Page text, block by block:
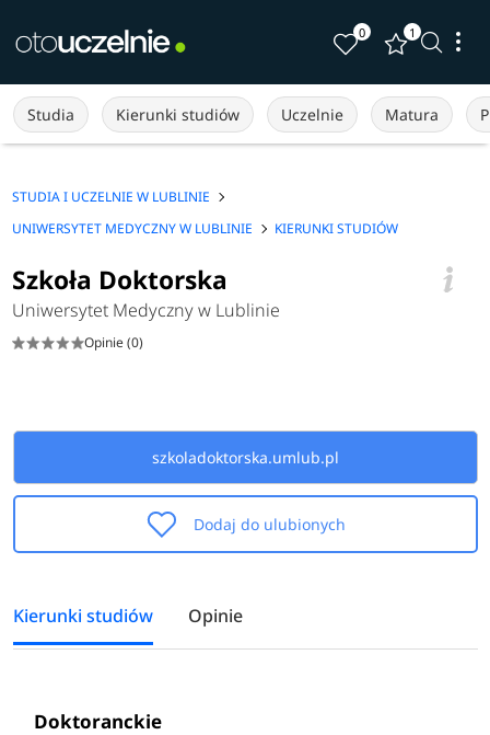
0 1
Studia Kierunki studiów Uczelnie Matura
STUDIA I UCZELNIE W LUBLINIE
UNIWERSYTET MEDYCZNY W LUBLINIE
KIERUNKI STUDIÓW
Szkoła Doktorska
Uniwersytet Medyczny w Lublinie
Opinie (0)
szkoladoktorska.umlub.pl
Dodaj do ulubionych
Kierunki studiów Opinie
Doktoranckie